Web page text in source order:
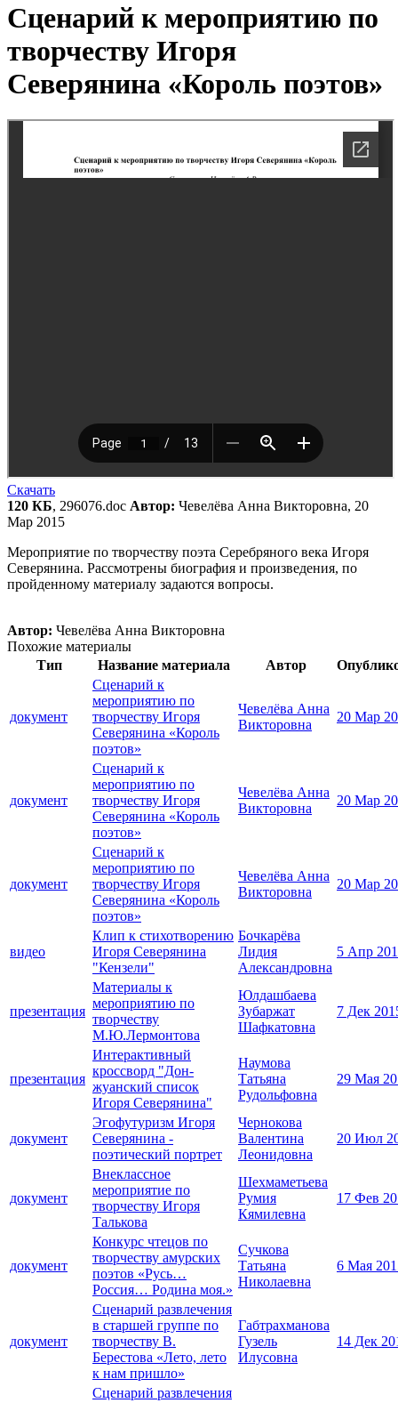
Сценарий к мероприятию по
творчеству Игоря
Северянина «Король поэтов»
Скачать
120 КБ, 296076.doc Автор: Чевелёва Анна Викторовна, 20
Мар 2015
Мероприятие по творчеству поэта Серебряного века Игоря
Северянина. Рассмотрены биография и произведения, по
пройденному материалу задаются вопросы.
Автор: Чевелёва Анна Викторовна
Похожие материалы
Тип
Название материала Автор
документ
Сценарий к
мероприятию по
творчеству Игоря
Северянина «Король
поэтов»
Чевелёва Анна
Викторовна
20 Мар
документ
Сценарий к
мероприятию по
творчеству Игоря
Северянина «Король
поэтов»
Чевелёва Анна
Викторовна
20 Мар
документ
Сценарий к
мероприятию по
творчеству Игоря
Северянина «Король
поэтов»
Чевелёва Анна
Викторовна
20 Мар
видео
Клип к стихотворению
Игоря Северянина
"Кензели"
Бочкарёва
Лидия
Александровна
5 Апр
презентация
Материалы к
мероприятию по
творчеству
М.Ю.Лермонтова
Юлдашбаева
Зубаржат
Шафкатовна
7 Дек
презентация
Интерактивный
кроссворд "Дон-
жуанский список
Игоря Северянина"
Наумова
Татьяна
Рудольфовна
29 Мая
документ
Эгофутуризм Игоря
Северянина -
поэтический портрет
Чернокова
Валентина
Леонидовна
20 Июл
документ
Внеклассное
мероприятие по
творчеству Игоря
Талькова
Шехмаметьева
Румия
Кямилевна
17 Фев
документ
Конкурс чтецов по
творчеству амурских
поэтов «Русь…
Россия… Родина моя.»
Сучкова
Татьяна
Николаевна
6 Мая
документ
Сценарий развлечения
в старшей группе по
творчеству В.
Берестова «Лето, лето
к нам пришло»
Габтрахманова
Гузель
Илусовна
14 Дек
Сценарий развлечения